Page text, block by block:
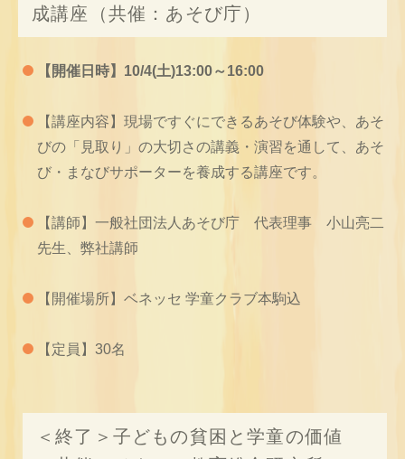
成講座（共催：あそび庁）
【開催日時】10/4(土)13:00～16:00
【講座内容】現場ですぐにできるあそび体験や、あそ
びの「見取り」の大切さの講義・演習を通して、あそ
び・まなびサポーターを養成する講座です。
【講師】一般社団法人あそび庁 代表理事 小山亮二
先生、弊社講師
【開催場所】ベネッセ 学童クラブ本駒込
【定員】30名
＜終了＞子どもの貧困と学童の価値